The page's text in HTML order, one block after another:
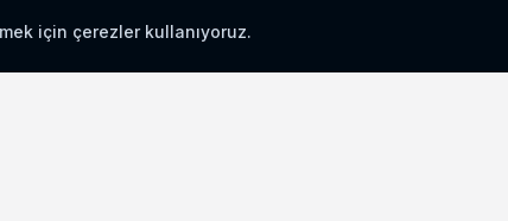
için çerezler kullanıyoruz.